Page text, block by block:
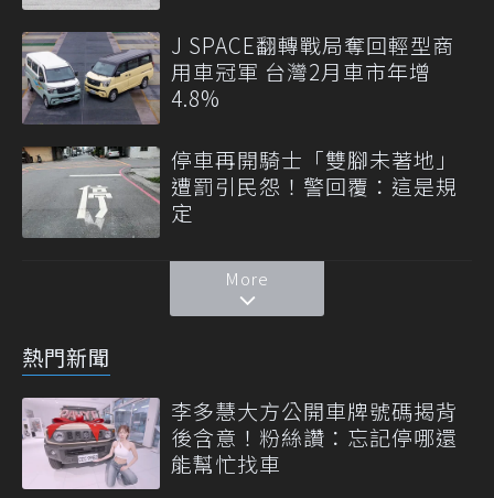
J SPACE翻轉戰局奪回輕型商
用車冠軍 台灣2月車市年增
4.8%
停車再開騎士「雙腳未著地」
遭罰引民怨！警回覆：這是規
定
More
熱門新聞
李多慧大方公開車牌號碼揭背
後含意！粉絲讚：忘記停哪還
能幫忙找車